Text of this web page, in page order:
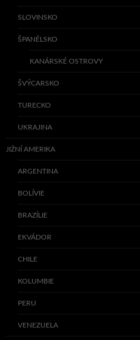
SLOVINSKO
ŠPANĚLSKO
KANÁRSKÉ OSTROVY
ŠVÝCARSKO
TURECKO
UKRAJINA
JIŽNÍ AMERIKA
ARGENTINA
BOLÍVIE
BRAZÍLIE
EKVÁDOR
CHILE
KOLUMBIE
PERU
VENEZUELA